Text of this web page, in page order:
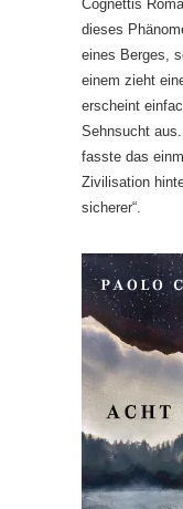
Cognettis
dieses
eines Berges,
einem zieht
erscheint
Sehnsucht
fasste das
Zivilisation
sicherer“.